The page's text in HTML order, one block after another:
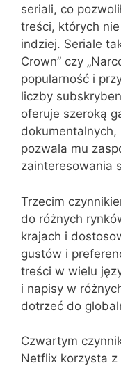
seriali, co
treści, których
indziej. Seriale
Crown” czy
popularność i
liczby
oferuje szeroką
pozwala mu
zainteresowania
Trzecim
do różnych
krajach i
gustów i
treści w wielu
i napisy w
dotrzeć do
Czwartym
Netflix korzysta